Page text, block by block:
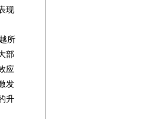
现
所
部
应
发
升